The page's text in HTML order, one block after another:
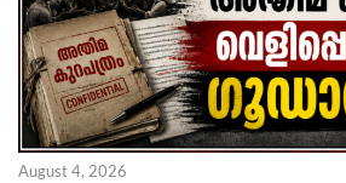
August 4, 2026